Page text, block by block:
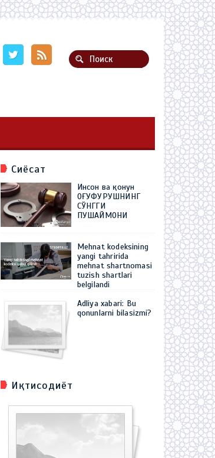
Сиёсат
Инсон ва қонун
ОҒУФУРУШНИНГ
СЎНГГИ
ПУШАЙМОНИ
Mehnat kodeksining
yangi tahririda
mehnat shartnomasi
tuzish shartlari
belgilandi
Adliya xabari: Bu
qonunlarni bilasizmi?
Иқтисодиёт